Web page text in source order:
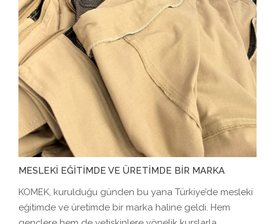
MESLEKİ EĞİTİMDE VE ÜRETİMDE BİR MARKA
KOMEK, kurulduğu günden bu yana Türkiye’de mesleki
eğitimde ve üretimde bir marka haline geldi. Hem